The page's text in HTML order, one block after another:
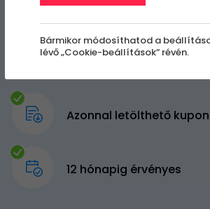
Azonnal letölthető kupon
12 hónapig érvényes
Bármikor módosíthatod a
lévő „Cookie-beállítások” révén.